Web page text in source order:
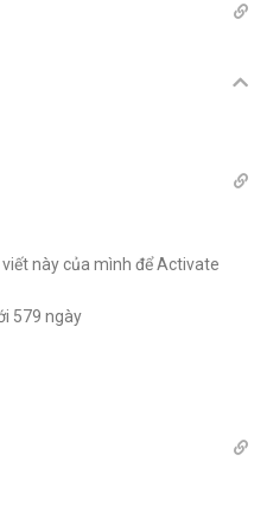
này của mình để Activate
579 ngày